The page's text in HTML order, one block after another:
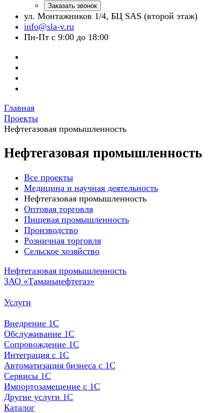
Заказать звонок
ул. Монтажников 1/4, БЦ SAS (второй этаж)
info@sla-v.ru
Пн-Пт с 9:00 до 18:00
Главная
Проекты
Нефтегазовая промышленность
Нефтегазовая промышленность
Все проекты
Медицина и научная деятельность
Нефтегазовая промышленность
Оптовая торговля
Пищевая промышленность
Производство
Розничная торговля
Сельское хозяйство
Нефтегазовая промышленность
ЗАО «Таманьнефтегаз»
Услуги
Внедрение 1С
Обслуживание 1С
Сопровождение 1С
Интеграция с 1С
Автоматизация бизнеса с 1С
Сервисы 1С
Импортозамещение с 1С
Другие услуги 1С
Каталог